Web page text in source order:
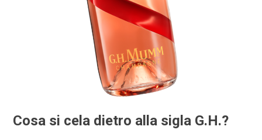
Cosa si cela dietro alla sigla G.H.?